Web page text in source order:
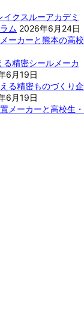
クスルーアカデミ
ム 2026年6月24日
ーカーと熊本の高校
精密シールメーカ
6月19日
る精密ものづくり企
6月19日
メーカーと高校生・